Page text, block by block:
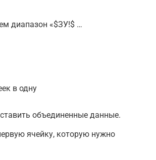
диапазон «$ЗУ!$ …
в одну
объединенные данные.
ячейку, которую нужно